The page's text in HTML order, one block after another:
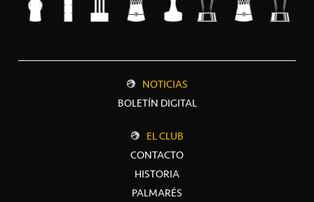
NOTICIAS
BOLETÍN DIGITAL
EL CLUB
CONTACTO
HISTORIA
PALMARÉS